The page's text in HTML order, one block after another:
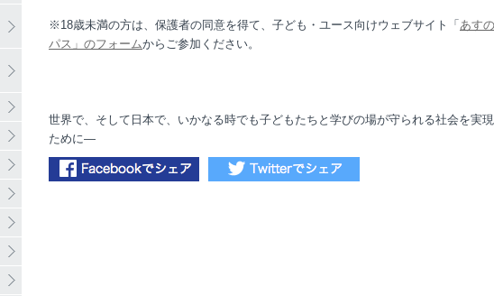
※ 18歳未満の方は、保護者の同意を得て、子ども・ユース向けウェブサイト「 あす
パス」のフォームからご参加ください。
世界で、そして日本で、いかなる時でも子どもたちと学びの場が守られる社会を実
ために―